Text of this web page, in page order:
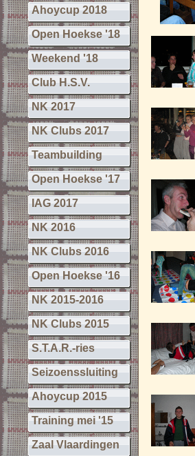
Ahoycup 2018
Open Hoekse '18
Weekend '18
Club H.S.V.
NK 2017
NK Clubs 2017
Teambuilding
Open Hoekse '17
IAG 2017
NK 2016
NK Clubs 2016
Open Hoekse '16
NK 2015-2016
NK Clubs 2015
S.T.A.R.-ries
Seizoenssluiting
Ahoycup 2015
Training mei '15
Zaal Vlaardingen